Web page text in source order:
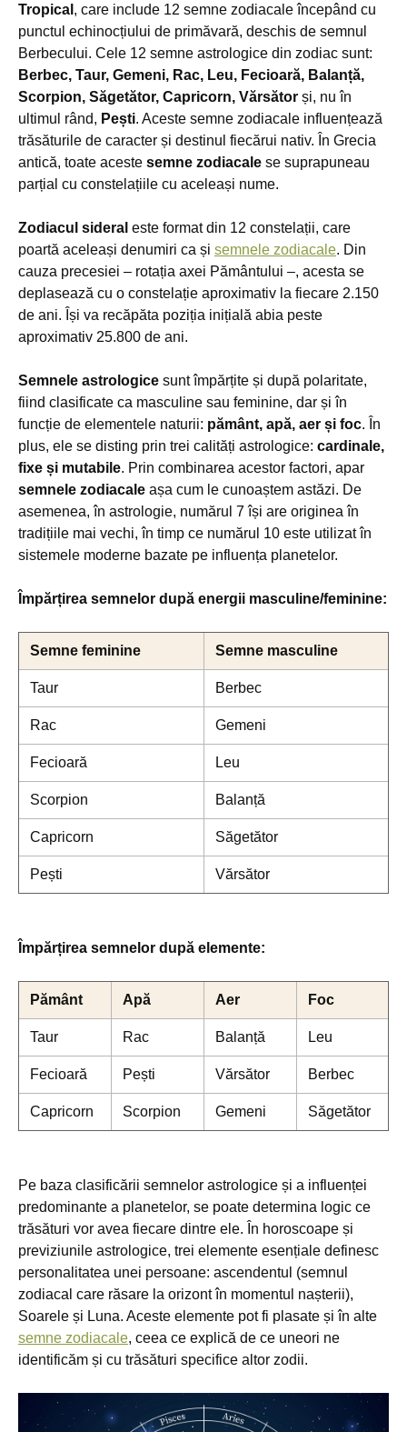
Tropical , care include 12 semne zodiacale începând cu
punctul echinocțiului de primăvară, deschis de semnul
Berbecului. Cele 12 semne astrologice din zodiac sunt:
Berbec, Taur, Gemeni, Rac, Leu, Fecioară, Balanță,
Scorpion, Săgetător, Capricorn, Vărsător și, nu în
ultimul rând, Pești. Aceste semne zodiacale influențează
trăsăturile de caracter și destinul fiecărui nativ. În Grecia
antică, toate aceste semne zodiacale se suprapuneau
parțial cu constelațiile cu aceleași nume.
Zodiacul sideral este format din 12 constelații, care
poartă aceleași denumiri ca și semnele zodiacale. Din
cauza precesiei – rotația axei Pământului –, acesta se
deplasează cu o constelație aproximativ la fiecare 2.150
de ani. Își va recăpăta poziția inițială abia peste
aproximativ 25.800 de ani.
Semnele astrologice sunt împărțite și după polaritate,
fiind clasificate ca masculine sau feminine, dar și în
funcție de elementele naturii: pământ, apă, aer și foc. În
plus, ele se disting prin trei calități astrologice: cardinale,
fixe și mutabile. Prin combinarea acestor factori, apar
semnele zodiacale așa cum le cunoaștem astăzi. De
asemenea, în astrologie, numărul 7 își are originea în
tradițiile mai vechi, în timp ce numărul 10 este utilizat în
sistemele moderne bazate pe influența planetelor.
Împărțirea semnelor după energii masculine/feminine:
Semne feminine Semne masculine
Taur Berbec
Rac Gemeni
Fecioară Leu
Scorpion Balanță
Capricorn Săgetător
Pești Vărsător
Împărțirea semnelor după elemente:
Pământ Apă Aer Foc
Taur Rac Balanță Leu
Fecioară Pești Vărsător Berbec
Capricorn Scorpion Gemeni Săgetător
Pe baza clasificării semnelor astrologice și a influenței
predominante a planetelor, se poate determina logic ce
trăsături vor avea fiecare dintre ele. În horoscoape și
previziunile astrologice, trei elemente esențiale definesc
personalitatea unei persoane: ascendentul (semnul
zodiacal care răsare la orizont în momentul nașterii),
Soarele și Luna. Aceste elemente pot fi plasate și în alte
semne zodiacale, ceea ce explică de ce uneori ne
identificăm și cu trăsături specifice altor zodii.